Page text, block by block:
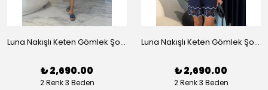
Luna Nakışlı Keten Gömlek Şort Takım - Beyaz
₺ 2,690.00
2 Renk 3 Beden
Luna Nakışlı Keten Gömlek Şort Takım - Lacivert
₺ 2,690.00
2 Renk 3 Beden